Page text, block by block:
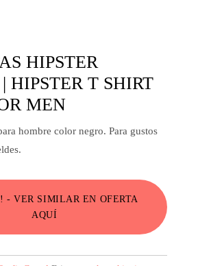
HIPSTER
HIPSTER T SHIRT
MEN
hombre color negro. Para gustos
- VER SIMILAR EN OFERTA
AQUÍ